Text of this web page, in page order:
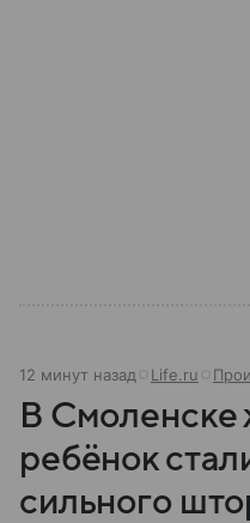
12 минут назад Life.ru
В Смоленске
ребёнок
сильного